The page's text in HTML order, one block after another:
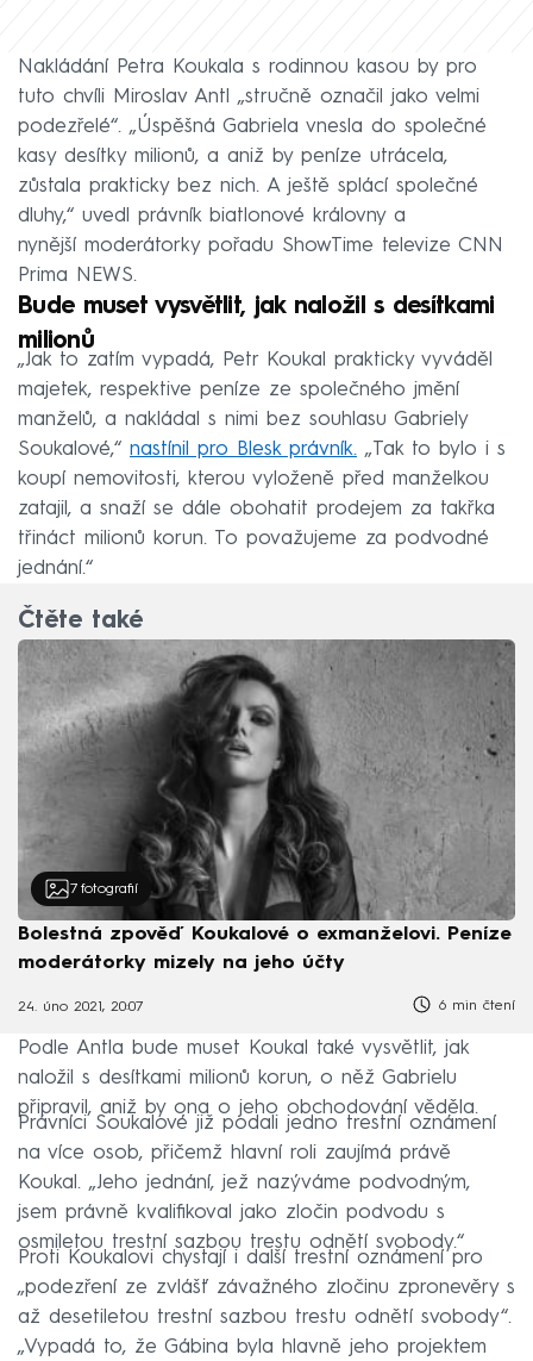
Nakládání Petra Koukala s rodinnou kasou by pro
tuto chvíli Miroslav Antl „stručně označil jako velmi
podezřelé“. „Úspěšná Gabriela vnesla do společné
kasy desítky milionů, a aniž by peníze utrácela,
zůstala prakticky bez nich. A ještě splácí společné
dluhy,“ uvedl právník biatlonové královny a
nynější moderátorky pořadu ShowTime televize CNN
Prima NEWS.
Bude muset vysvětlit, jak naložil s desítkami
milionů
„Jak to zatím vypadá, Petr Koukal prakticky vyváděl
majetek, respektive peníze ze společného jmění
manželů, a nakládal s nimi bez souhlasu Gabriely
Soukalové,“ nastínil pro Blesk právník. „Tak to bylo i s
koupí nemovitosti, kterou vyloženě před manželkou
zatajil, a snaží se dále obohatit prodejem za takřka
třináct milionů korun. To považujeme za podvodné
jednání.“
Čtěte také
7 fotografií
Bolestná zpověď Koukalové o exmanželovi. Peníze
moderátorky mizely na jeho účty
24. úno 2021, 20:07 6 min čtení
Podle Antla bude muset Koukal také vysvětlit, jak
naložil s desítkami milionů korun, o něž Gabrielu
připravil, aniž by ona o jeho obchodování věděla.
Právníci Soukalové již podali jedno trestní oznámení
na více osob, přičemž hlavní roli zaujímá právě
Koukal. „Jeho jednání, jež nazýváme podvodným,
jsem právně kvalifikoval jako zločin podvodu s
osmiletou trestní sazbou trestu odnětí svobody.“
Proti Koukalovi chystají i další trestní oznámení pro
„podezření ze zvlášť závažného zločinu zpronevěry s
až desetiletou trestní sazbou trestu odnětí svobody“.
„Vypadá to, že Gábina byla hlavně jeho projektem